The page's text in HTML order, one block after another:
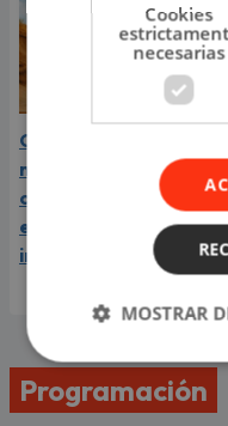
Carín León está en el
mejor momento de su
carrera y llega a Lima
el año de su
internacional
Programación
Cookies
necesarias
MOSTRAR